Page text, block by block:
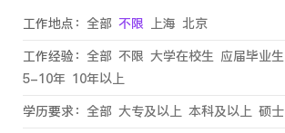
工作地点： 全部 不限 上海 北京
工作经验： 全部 不限 大学在校生 应届毕业生
5-10年 10年以上
学历要求： 全部 大专及以上 本科及以上 硕士